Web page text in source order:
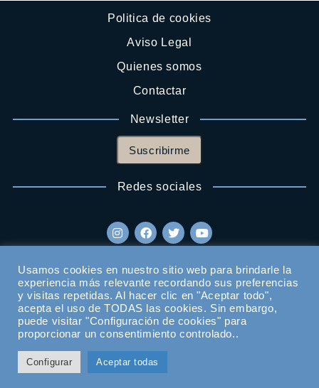
Politica de cookies
Aviso Legal
Quienes somos
Contactar
Newsletter
Suscribirme
Redes sociales
Usamos cookies en nuestro sitio web para brindarle la
experiencia más relevante recordando sus preferencias
y visitas repetidas. Al hacer clic en "Aceptar todo",
acepta el uso de TODAS las cookies. Sin embargo,
puede visitar "Configuración de cookies" para
proporcionar un consentimiento controlado..
Configurar Aceptar todas